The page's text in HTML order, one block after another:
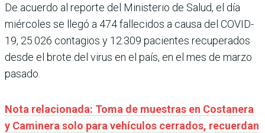
De acuerdo al reporte del Ministerio de Salud, el día
miércoles se llegó a 474 fallecidos a causa del COVID-
19, 25.026 contagios y 12.309 pacientes recuperados
desde el brote del virus en el país, en el mes de marzo
pasado.
Nota relacionada: Toma de muestras en Costanera
y Caminera solo para vehículos cerrados, recuerdan